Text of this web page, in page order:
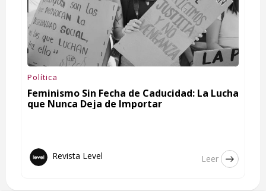
Política
Feminismo Sin Fecha de Caducidad: La Lucha
que Nunca Deja de Importar
Revista Level Leer